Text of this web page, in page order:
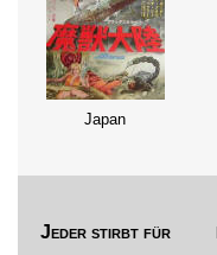
Japan
Jeder stirbt für